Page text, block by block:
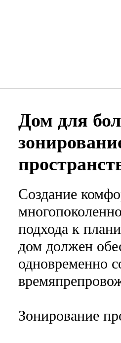
Дом для
Создание
подхода к
дом должен
одновременно
Зонирование